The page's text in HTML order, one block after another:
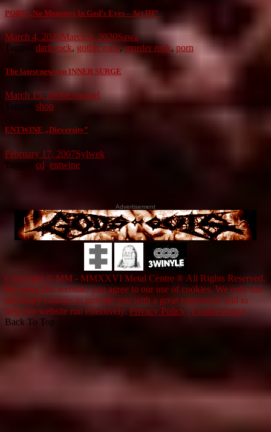
PORN „No Monsters In God’s Eyes – Act III”
March 4, 2020March 4, 2020Sawa
Tagged dark rock, gothic rock,murder rock,porn
The latest news on INNER SURGE
March 15, 2006Emanuel
Tagged shop
ENTWINE „Dieversity”
February 17, 2007Sylwek
Tagged cd, entwine
Advertisement
Copyright © MM - MMXXVI Metal Centre ® All Rights Reserved.
By using this website, you agree to our use of cookies. We only use
necessary cookies to provide you with a great experience and to
help our website run effectively. Privacy Policy | Cookie Policy
Back To Top